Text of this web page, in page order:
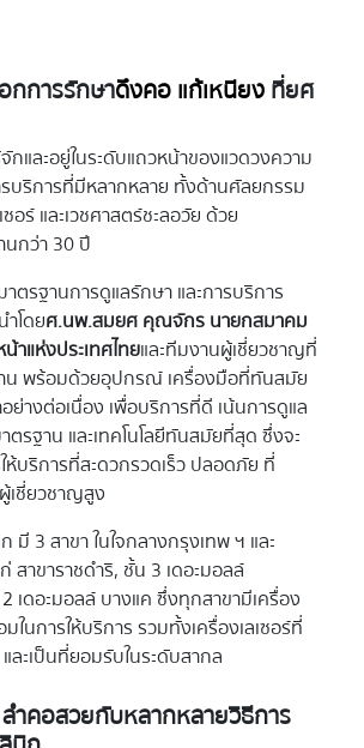
กการรักษาดึงคอ แก้เหนียงที่ยศ
กและอยู่ในระดับแถวหน้าของแวดวงความ
บริการที่มีหลากหลาย ทั้งด้านศัลยกรรม
ร์ และเวชศาสตร์ชะลอวัย ด้วย
กว่า 30 ปี
ตรฐานการดูแลรักษา และการบริการ
ำโดยศ.นพ.สมยศ คุณจักร นายกสมาคม
าแห่งประเทศไทยและทีมงานผู้เชี่ยวชาญที่
น พร้อมด้วยอุปกรณ์ เครื่องมือที่ทันสมัย
างต่อเนื่อง เพื่อบริการที่ดี เน้นการดูแล
รฐาน และเทคโนโลยีทันสมัยที่สุด ซึ่งจะ
บริการที่สะดวกรวดเร็ว ปลอดภัย ที่
เชี่ยวชาญสูง
3 สาขา ในใจกลางกรุงเทพ ฯ และ
าขาราชดำริ, ชั้น 3 เดอะมอลล์
เดอะมอลล์ บางแค ซึ่งทุกสาขามีเครื่อง
นการให้บริการ รวมทั้งเครื่องเลเซอร์ที่
ละเป็นที่ยอมรับในระดับสากล
ำคอสวยกับหลากหลายวิธีการ